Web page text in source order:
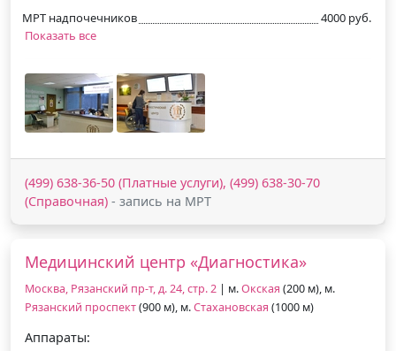
МРТ надпочечников
4000 руб.
Показать все
(499) 638-36-50 (Платные услуги), (499) 638-30-70
(Справочная) - запись на МРТ
Медицинский центр «Диагностика»
Москва, Рязанский пр-т, д. 24, стр. 2 | м.Окская (200 м), м.
Рязанский проспект(900 м), м.Стахановская (1000 м)
Аппараты: